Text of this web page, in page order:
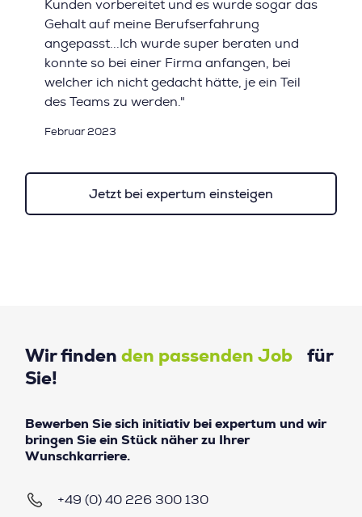
Kunden vorbereitet und es wurde sogar das
Gehalt auf meine Berufserfahrung
angepasst...Ich wurde super beraten und
konnte so bei einer Firma anfangen, bei
welcher ich nicht gedacht hätte, je ein Teil
des Teams zu werden."
Februar 2023
Jetzt bei expertum einsteigen
Wir finden den passenden Job für
Sie!
Bewerben Sie sich initiativ bei expertum und wir
bringen Sie ein Stück näher zu Ihrer
Wunschkarriere.
+49 (0) 40 226 300 130